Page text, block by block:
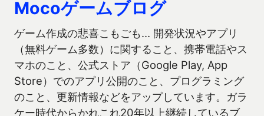
Mocoゲームブログ
ゲーム作成の悲喜こもごも… 開発状況やアプリ
（無料ゲーム多数）に関すること、携帯電話やス
マホのこと、公式ストア（Google Play, App
Store）でのアプリ公開のこと、プログラミング
のこと、更新情報などをアップしています。ガラ
ケー時代からかれこれ20年以上継続しているブ